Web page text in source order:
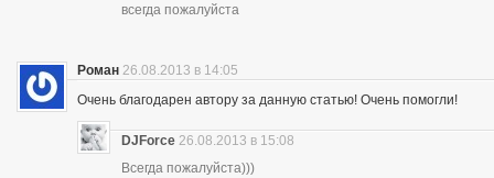
всегда пожалуйста
Роман 26.08.2013 в 14:05
Очень благодарен автору за данную статью! Очень помогли!
DJForce 26.08.2013 в 15:08
Всегда пожалуйста)))